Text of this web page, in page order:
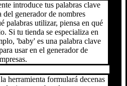
introduce tus palabras clave
del generador de nombres
palabras utilizar, piensa en qué
Si tu tienda se especializa en
'baby' es una palabra clave
usar en el generador de
herramienta formulará decenas